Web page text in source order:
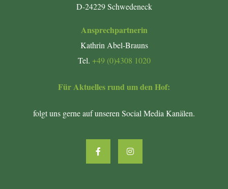
D-24229 Schwedeneck
Ansprechpartnerin
Kathrin Abel-Brauns
Tel. +49 (0)4308 1020
Für Aktuelles rund um den Hof:
folgt uns gerne auf unseren Social Media Kanälen.